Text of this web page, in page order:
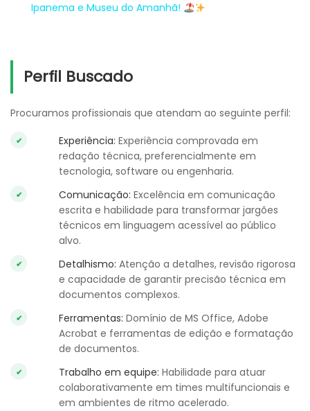
Ipanema e Museu do Amanhã!
Perfil Buscado
Procuramos profissionais que atendam ao seguinte perfil:
Experiência: Experiência comprovada em
redação técnica, preferencialmente em
tecnologia, software ou engenharia.
Comunicação: Excelência em comunicação
escrita e habilidade para transformar jargões
técnicos em linguagem acessível ao público
alvo.
Detalhismo: Atenção a detalhes, revisão rigorosa
e capacidade de garantir precisão técnica em
documentos complexos.
Ferramentas: Domínio de MS Office, Adobe
Acrobat e ferramentas de edição e formatação
de documentos.
Trabalho em equipe: Habilidade para atuar
colaborativamente em times multifuncionais e
em ambientes de ritmo acelerado.